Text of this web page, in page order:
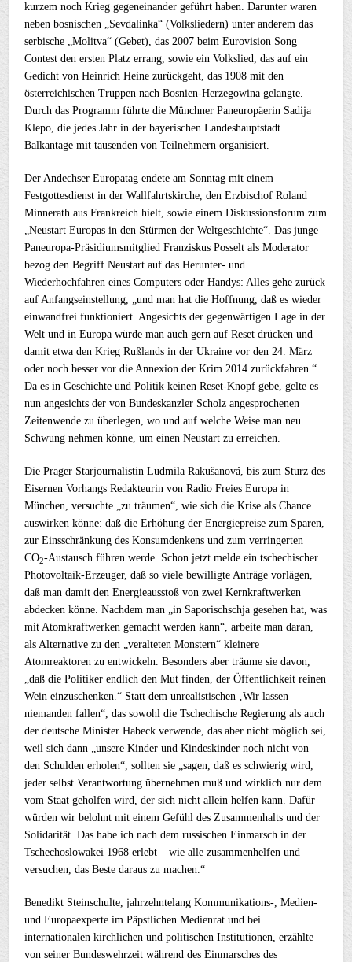
kurzem noch Krieg gegeneinander geführt haben. Darunter waren
neben bosnischen „Sevdalinka“ (Volksliedern) unter anderem das
serbische „Molitva“ (Gebet), das 2007 beim Eurovision Song
Contest den ersten Platz errang, sowie ein Volkslied, das auf ein
Gedicht von Heinrich Heine zurückgeht, das 1908 mit den
österreichischen Truppen nach Bosnien-Herzegowina gelangte.
Durch das Programm führte die Münchner Paneuropäerin Sadija
Klepo, die jedes Jahr in der bayerischen Landeshauptstadt
Balkantage mit tausenden von Teilnehmern organisiert.
Der Andechser Europatag endete am Sonntag mit einem
Festgottesdienst in der Wallfahrtskirche, den Erzbischof Roland
Minnerath aus Frankreich hielt, sowie einem Diskussionsforum zum
„Neustart Europas in den Stürmen der Weltgeschichte“. Das junge
Paneuropa-Präsidiumsmitglied Franziskus Posselt als Moderator
bezog den Begriff Neustart auf das Herunter- und
Wiederhochfahren eines Computers oder Handys: Alles gehe zurück
auf Anfangseinstellung, „und man hat die Hoffnung, daß es wieder
einwandfrei funktioniert. Angesichts der gegenwärtigen Lage in der
Welt und in Europa würde man auch gern auf Reset drücken und
damit etwa den Krieg Rußlands in der Ukraine vor den 24. März
oder noch besser vor die Annexion der Krim 2014 zurückfahren.“
Da es in Geschichte und Politik keinen Reset-Knopf gebe, gelte es
nun angesichts der von Bundeskanzler Scholz angesprochenen
Zeitenwende zu überlegen, wo und auf welche Weise man neu
Schwung nehmen könne, um einen Neustart zu erreichen.
Die Prager Starjournalistin Ludmila Rakušanová, bis zum Sturz des
Eisernen Vorhangs Redakteurin von Radio Freies Europa in
München, versuchte „zu träumen“, wie sich die Krise als Chance
auswirken könne: daß die Erhöhung der Energiepreise zum Sparen,
zur Einsschränkung des Konsumdenkens und zum verringerten
CO2-Austausch führen werde. Schon jetzt melde ein tschechischer
Photovoltaik-Erzeuger, daß so viele bewilligte Anträge vorlägen,
daß man damit den Energieausstoß von zwei Kernkraftwerken
abdecken könne. Nachdem man „in Saporischschja gesehen hat, was
mit Atomkraftwerken gemacht werden kann“, arbeite man daran,
als Alternative zu den „veralteten Monstern“ kleinere
Atomreaktoren zu entwickeln. Besonders aber träume sie davon,
„daß die Politiker endlich den Mut finden, der Öffentlichkeit reinen
Wein einzuschenken.“ Statt dem unrealistischen ‚Wir lassen
niemanden fallen“, das sowohl die Tschechische Regierung als auch
der deutsche Minister Habeck verwende, das aber nicht möglich sei,
weil sich dann „unsere Kinder und Kindeskinder noch nicht von
den Schulden erholen“, sollten sie „sagen, daß es schwierig wird,
jeder selbst Verantwortung übernehmen muß und wirklich nur dem
vom Staat geholfen wird, der sich nicht allein helfen kann. Dafür
würden wir belohnt mit einem Gefühl des Zusammenhalts und der
Solidarität. Das habe ich nach dem russischen Einmarsch in der
Tschechoslowakei 1968 erlebt – wie alle zusammenhelfen und
versuchen, das Beste daraus zu machen.“
Benedikt Steinschulte, jahrzehntelang Kommunikations-, Medien-
und Europaexperte im Päpstlichen Medienrat und bei
internationalen kirchlichen und politischen Institutionen, erzählte
von seiner Bundeswehrzeit während des Einmarsches des